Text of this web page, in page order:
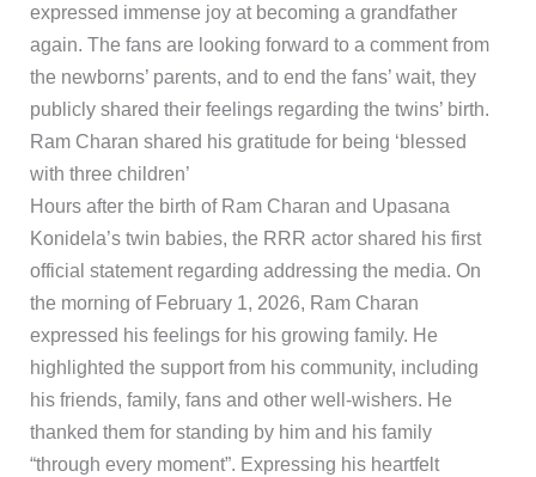
expressed immense joy at becoming a grandfather
again. The fans are looking forward to a comment from
the newborns’ parents, and to end the fans’ wait, they
publicly shared their feelings regarding the twins’ birth.
Ram Charan shared his gratitude for being ‘blessed
with three children’
Hours after the birth of Ram Charan and Upasana
Konidela’s twin babies, the RRR actor shared his first
official statement regarding addressing the media. On
the morning of February 1, 2026, Ram Charan
expressed his feelings for his growing family. He
highlighted the support from his community, including
his friends, family, fans and other well-wishers. He
thanked them for standing by him and his family
“through every moment”. Expressing his heartfelt